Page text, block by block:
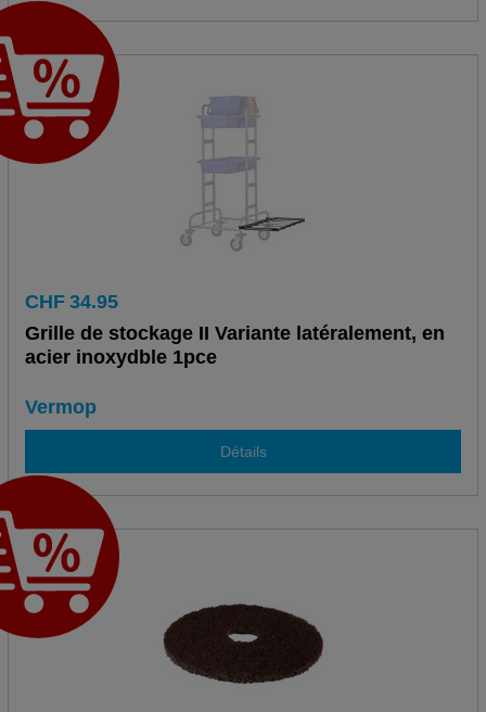
CHF 34.95
Grille de stockage II Variante latéralement, en
acier inoxydble 1pce
Vermop
Détails